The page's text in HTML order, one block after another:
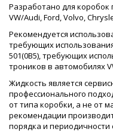
Разработано для
VW/Audi, Ford, Volvo,
Рекомендуется
требующих использования
501(0B5), требующих
троников в автомобилях
Жидкость является
профессионального
от типа коробки, а не от
рекомендации
порядка и периодичности